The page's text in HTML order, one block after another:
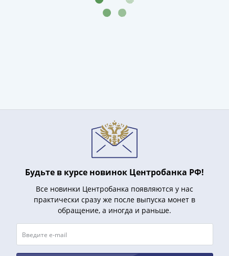
Будьте в курсе новинок Центробанка РФ!
Все новинки Центробанка появляются у нас
практически сразу же после выпуска монет в
обращение, а иногда и раньше.